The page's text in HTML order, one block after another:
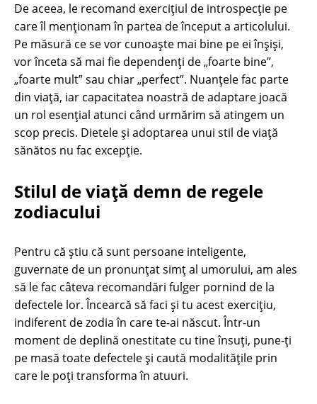
De aceea, le recomand exercițiul de introspecție pe
care îl menționam în partea de început a articolului.
Pe măsură ce se vor cunoaște mai bine pe ei înșiși,
vor înceta să mai fie dependenți de „foarte bine”,
„foarte mult” sau chiar „perfect”. Nuanțele fac parte
din viață, iar capacitatea noastră de adaptare joacă
un rol esențial atunci când urmărim să atingem un
scop precis. Dietele și adoptarea unui stil de viață
sănătos nu fac excepție.
Stilul de viață demn de regele
zodiacului
Pentru că știu că sunt persoane inteligente,
guvernate de un pronunțat simț al umorului, am ales
să le fac câteva recomandări fulger pornind de la
defectele lor. Încearcă să faci și tu acest exercițiu,
indiferent de zodia în care te-ai născut. Într-un
moment de deplină onestitate cu tine însuți, pune-ți
pe masă toate defectele și caută modalitățile prin
care le poți transforma în atuuri.